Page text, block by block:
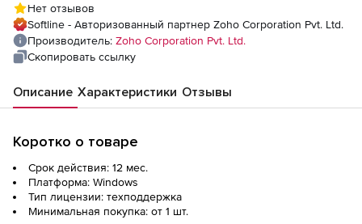
Perpetual Model Annual), fee for 3 AWS
Account
Нет отзывов
Softline - Авторизованный партнер Zoho Corporation Pvt. Ltd.
Производитель: Zoho Corporation Pvt. Ltd.
Скопировать ссылку
Описание Характеристики Отзывы
Коротко о товаре
Срок действия: 12 мес.
Платформа: Windows
Тип лицензии: техподдержка
Минимальная покупка: от 1 шт.